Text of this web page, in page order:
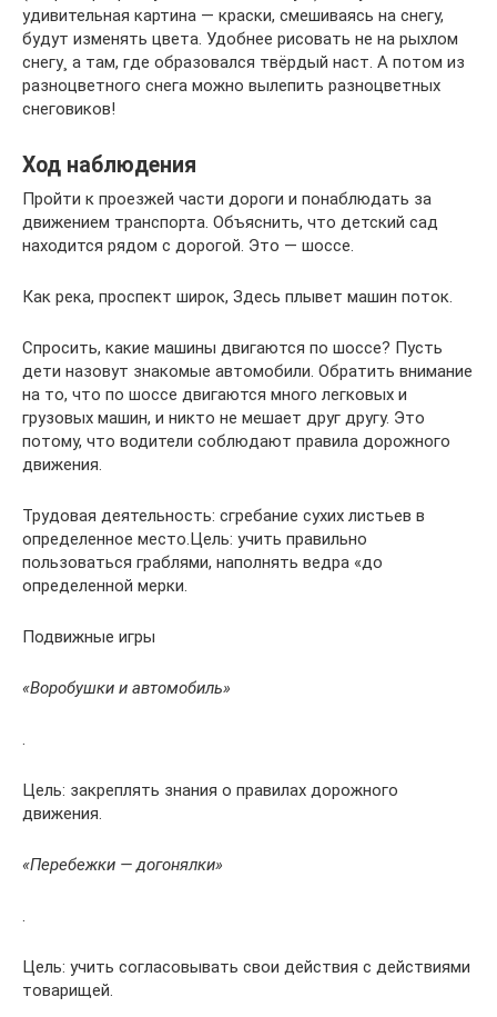
удивительная картина — краски, смешиваясь на снегу,
будут изменять цвета. Удобнее рисовать не на рыхлом
снегу¸ а там, где образовался твёрдый наст. А потом из
разноцветного снега можно вылепить разноцветных
снеговиков!
Ход наблюдения
Пройти к проезжей части дороги и понаблюдать за
движением транспорта. Объяснить, что детский сад
находится рядом с дорогой. Это — шоссе.
Как река, проспект широк, Здесь плывет машин поток.
Спросить, какие машины двигаются по шоссе? Пусть
дети назовут знакомые автомобили. Обратить внимание
на то, что по шоссе двигаются много легковых и
грузовых машин, и никто не мешает друг другу. Это
потому, что водители соблюдают правила дорожного
движения.
Трудовая деятельность: сгребание сухих листьев в
определенное место.Цель: учить правильно
пользоваться граблями, наполнять ведра «до
определенной мерки.
Подвижные игры
«Воробушки и автомобиль»
.
Цель: закреплять знания о правилах дорожного
движения.
«Перебежки — догонялки»
.
Цель: учить согласовывать свои действия с действиями
товарищей.